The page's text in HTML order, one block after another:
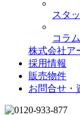
スタ
コラム
株式会社ア
採用情報
販売物件
お問合せ・